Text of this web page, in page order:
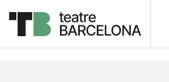
Descripció Fitxa artística